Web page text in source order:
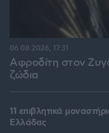
Αφροδίτη στον
ζώδια
06.08.2026, 17:31
11 επιβλητικά
Ελλάδας